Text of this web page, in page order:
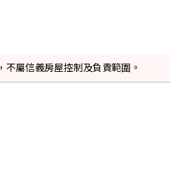
屬信義房屋控制及負責範圍。